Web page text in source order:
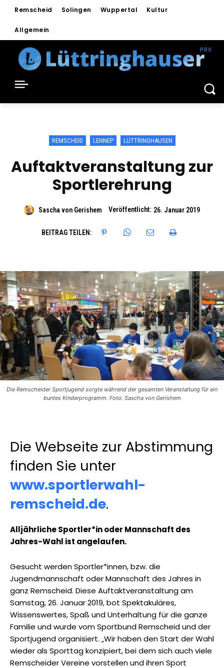
Remscheid Solingen Wuppertal Kultur
Allgemein
REMSCHEID LENNEP LÜTTRINGHAUSEN
Auftaktveranstaltung zur
Sportlerehrung
Sascha von Gerishem Veröffentlicht: 26. Januar 2019
BEITRAG TEILEN:
Die Remscheider Sportjugend sorgte während der gesamten Veranstaltung für ein
buntes Kinderprogramm. Foto: Sascha von Gerishem
Die Webseite zur Abstimmung
finden Sie unter
www.sportlerwahl-
remscheid.de.
Alljährliche Sportler*in oder Mannschaft des
Jahres-Wahl ist angelaufen.
Gesucht werden Sportler*innen, bzw. die
Jugendmannschaft oder Mannschaft des Jahres in
ganz Remscheid. Diese Auftaktveranstaltung am
Samstag, 26. Januar 2019, bot Spektakuläres,
Wissenswertes, Spaß und Unterhaltung für die ganze
Familie und wurde vom Sportbund Remscheid und der
Sportjugend organisiert. „Wir haben den Start der Wahl
wieder als Sporttag konzipiert, bei dem sich auch viele
Remscheider Vereine vorstellen und ihren Sport